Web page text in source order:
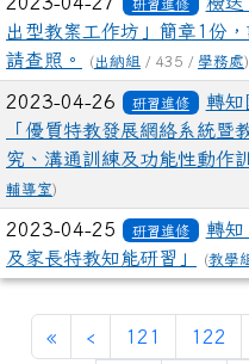
研習進修
出型教案工作坊」簡章1份
請查照。
(出納組 / 435 / 學務處)
2023-04-26 研習進修
轉知
「優質特教發展網絡系統暨
究、溝通訓練及功能性動作
輔導室)
2023-04-25 研習進修
轉知
及家長特教知能研習」
(教學
«第一頁
‹上一頁
121 122